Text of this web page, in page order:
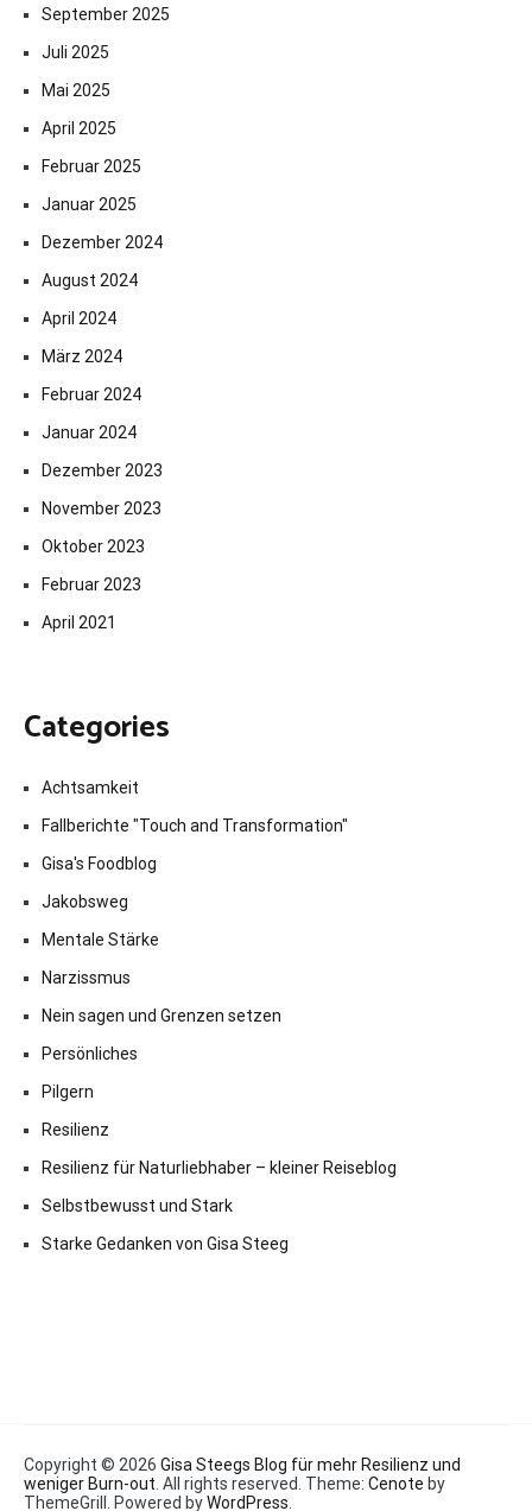
September 2025
Juli 2025
Mai 2025
April 2025
Februar 2025
Januar 2025
Dezember 2024
August 2024
April 2024
März 2024
Februar 2024
Januar 2024
Dezember 2023
November 2023
Oktober 2023
Februar 2023
April 2021
Categories
Achtsamkeit
Fallberichte "Touch and Transformation"
Gisa's Foodblog
Jakobsweg
Mentale Stärke
Narzissmus
Nein sagen und Grenzen setzen
Persönliches
Pilgern
Resilienz
Resilienz für Naturliebhaber – kleiner Reiseblog
Selbstbewusst und Stark
Starke Gedanken von Gisa Steeg
Copyright © 2026 Gisa Steegs Blog für mehr Resilienz und
weniger Burn-out. All rights reserved. Theme: Cenote by
ThemeGrill. Powered byWordPress.